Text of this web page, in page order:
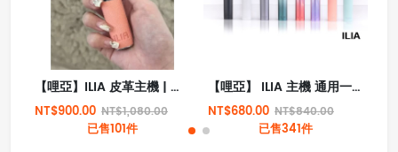
【哩亞】ILIA 皮革主機 | 兩段式調節 | 通用RELX、SP2、LANA、Candy等一代煙彈
NT$900.00 NT$1,080.00
已售101件
【哩亞】 ILIA 主機 通用一代煙彈產品
NT$680.00 NT$840.00
已售341件